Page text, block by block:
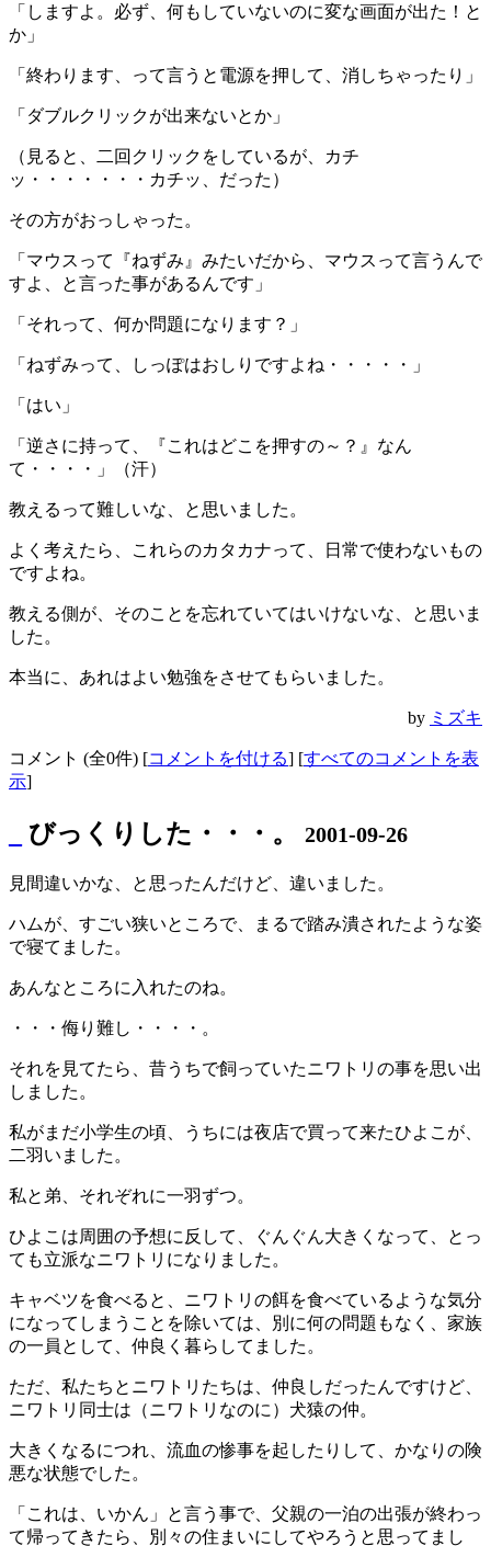
「しますよ。必ず、何もしていないのに変な画面が出た！と
か」
「終わります、って言うと電源を押して、消しちゃったり」
「ダブルクリックが出来ないとか」
（見ると、二回クリックをしているが、カチ
ッ・・・・・・・カチッ、だった）
その方がおっしゃった。
「マウスって『ねずみ』みたいだから、マウスって言うんで
すよ、と言った事があるんです」
「それって、何か問題になります？」
「ねずみって、しっぽはおしりですよね・・・・・」
「はい」
「逆さに持って、『これはどこを押すの～？』なん
て・・・・」（汗）
教えるって難しいな、と思いました。
よく考えたら、これらのカタカナって、日常で使わないもの
ですよね。
教える側が、そのことを忘れていてはいけないな、と思いま
した。
本当に、あれはよい勉強をさせてもらいました。
by ミズキ
コメント (全0件) [コメントを付ける] [すべてのコメントを表
示]
びっくりした・・・。 2001-09-26
見間違いかな、と思ったんだけど、違いました。
ハムが、すごい狭いところで、まるで踏み潰されたような姿
で寝てました。
あんなところに入れたのね。
・・・侮り難し・・・・。
それを見てたら、昔うちで飼っていたニワトリの事を思い出
しました。
私がまだ小学生の頃、うちには夜店で買って来たひよこが、
二羽いました。
私と弟、それぞれに一羽ずつ。
ひよこは周囲の予想に反して、ぐんぐん大きくなって、とっ
ても立派なニワトリになりました。
キャベツを食べると、ニワトリの餌を食べているような気分
になってしまうことを除いては、別に何の問題もなく、家族
の一員として、仲良く暮らしてました。
ただ、私たちとニワトリたちは、仲良しだったんですけど、
ニワトリ同士は（ニワトリなのに）犬猿の仲。
大きくなるにつれ、流血の惨事を起したりして、かなりの険
悪な状態でした。
「これは、いかん」と言う事で、父親の一泊の出張が終わっ
て帰ってきたら、別々の住まいにしてやろうと思ってまし